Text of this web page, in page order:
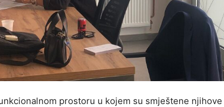
prostoru u kojem su smještene